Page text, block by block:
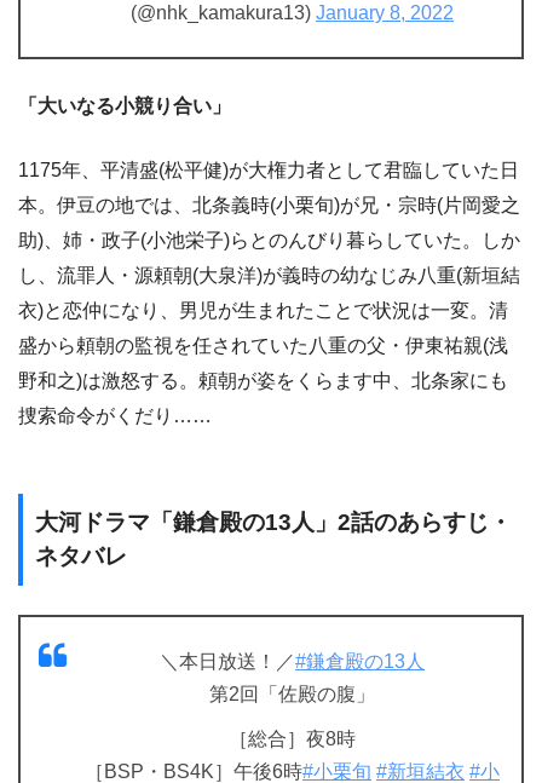
(@nhk_kamakura13) January 8, 2022
「大いなる小競り合い」
1175年、平清盛(松平健)が大権力者として君臨していた日
本。伊豆の地では、北条義時(小栗旬)が兄・宗時(片岡愛之
助)、姉・政子(小池栄子)らとのんびり暮らしていた。しか
し、流罪人・源頼朝(大泉洋)が義時の幼なじみ八重(新垣結
衣)と恋仲になり、男児が生まれたことで状況は一変。清
盛から頼朝の監視を任されていた八重の父・伊東祐親(浅
野和之)は激怒する。頼朝が姿をくらます中、北条家にも
捜索命令がくだり……
大河ドラマ「鎌倉殿の13人」2話のあらすじ・
ネタバレ
＼本日放送！／#鎌倉殿の13人
第2回「佐殿の腹」
［総合］夜8時
［BSP・BS4K］午後6時#小栗旬 #新垣結衣 #小